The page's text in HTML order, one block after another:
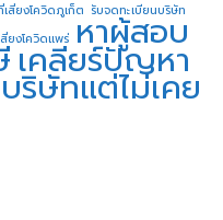
สี่ยงโควิดภูเก็ต รับจดทะเบียนบริษัท
ยงโควิดแพร่ หาผู้สอบ
เคลียร์ปัญหา
ริษัทแต่ไม่เคย